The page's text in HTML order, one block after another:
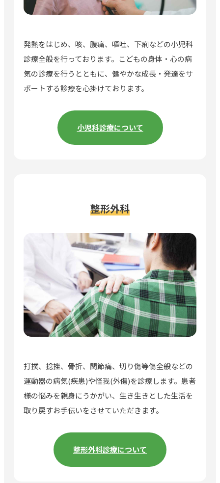
発熱をはじめ、咳、腹痛、嘔吐、下痢などの小児科
診療全般を行っております。こどもの身体・心の病
気の診療を行うとともに、健やかな成長・発達をサ
ポートする診療を心掛けております。
小児科診療について
整形外科
打撲、捻挫、骨折、関節痛、切り傷等傷全般などの
運動器の病気(疾患)や怪我(外傷)を診療します。患者
様の悩みを親身にうかがい、生き生きとした生活を
取り戻すお手伝いをさせていただきます。
整形外科診療について